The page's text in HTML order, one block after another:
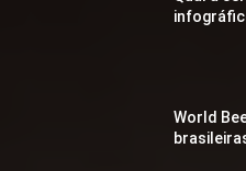
World